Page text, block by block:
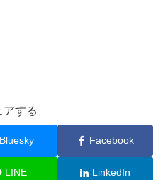
アする
Bluesky Facebook
LINE LinkedIn